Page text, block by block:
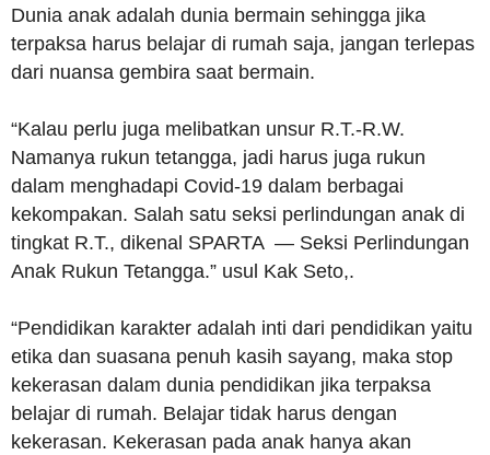
Dunia anak adalah dunia bermain sehingga jika
terpaksa harus belajar di rumah saja, jangan terlepas
dari nuansa gembira saat bermain.
“Kalau perlu juga melibatkan unsur R.T.-R.W.
Namanya rukun tetangga, jadi harus juga rukun
dalam menghadapi Covid-19 dalam berbagai
kekompakan. Salah satu seksi perlindungan anak di
tingkat R.T., dikenal SPARTA — Seksi Perlindungan
Anak Rukun Tetangga.” usul Kak Seto,.
“Pendidikan karakter adalah inti dari pendidikan yaitu
etika dan suasana penuh kasih sayang, maka stop
kekerasan dalam dunia pendidikan jika terpaksa
belajar di rumah. Belajar tidak harus dengan
kekerasan. Kekerasan pada anak hanya akan